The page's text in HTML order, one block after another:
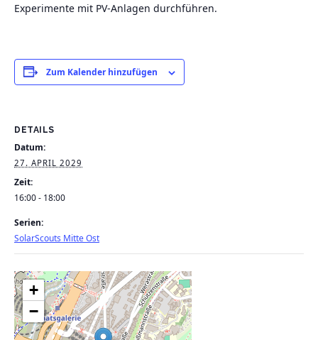
Experimente mit PV-Anlagen durchführen.
Zum Kalender hinzufügen
DETAILS
Datum:
27. APRIL 2029
Zeit:
16:00 - 18:00
Serien:
SolarScouts Mitte Ost
+
−